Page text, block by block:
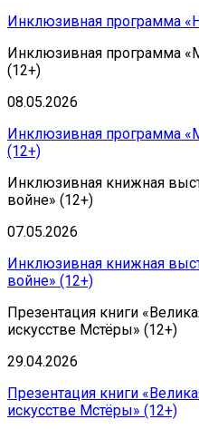
Инклюзивная программа
Инклюзивная программа
(12+)
08.05.2026
Инклюзивная программа
(12+)
Инклюзивная книжная
войне» (12+)
07.05.2026
Инклюзивная книжная
войне» (12+)
Презентация книги
искусстве Мстёры» (12+)
29.04.2026
Презентация книги
искусстве Мстёры» (12+)